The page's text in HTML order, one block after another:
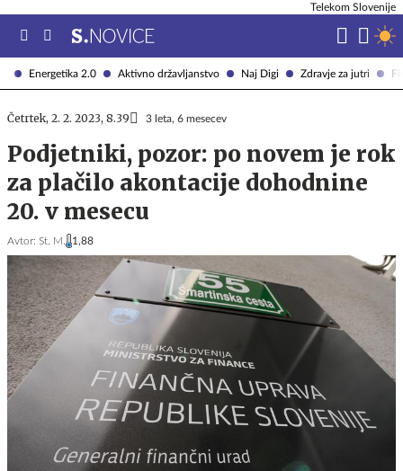
Energetika 2.0 Aktivno državljanstvo Naj Digi Zdravje za jutri
Telekom Slovenije
Četrtek, 2. 2. 2023, 8.39 3 leta, 6 mesecev
Podjetniki, pozor: po novem je rok
za plačilo akontacije dohodnine
20. v mesecu
Avtor: St. M. 1,88